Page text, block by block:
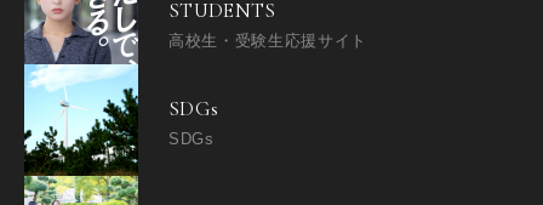
STUDENTS
高校生・受験生応援サイト
SDGs
SDGs